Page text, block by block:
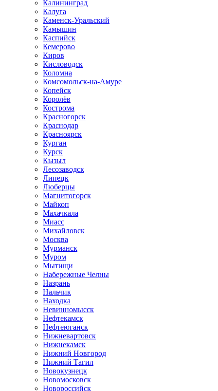
Калининград
Калуга
Каменск-Уральский
Камышин
Каспийск
Кемерово
Киров
Кисловодск
Коломна
Комсомольск-на-Амуре
Копейск
Королёв
Кострома
Красногорск
Краснодар
Красноярск
Курган
Курск
Кызыл
Лесозаводск
Липецк
Люберцы
Магнитогорск
Майкоп
Махачкала
Миасс
Михайловск
Москва
Мурманск
Муром
Мытищи
Набережные Челны
Назрань
Нальчик
Находка
Невинномысск
Нефтекамск
Нефтеюганск
Нижневартовск
Нижнекамск
Нижний Новгород
Нижний Тагил
Новокузнецк
Новомосковск
Новороссийск